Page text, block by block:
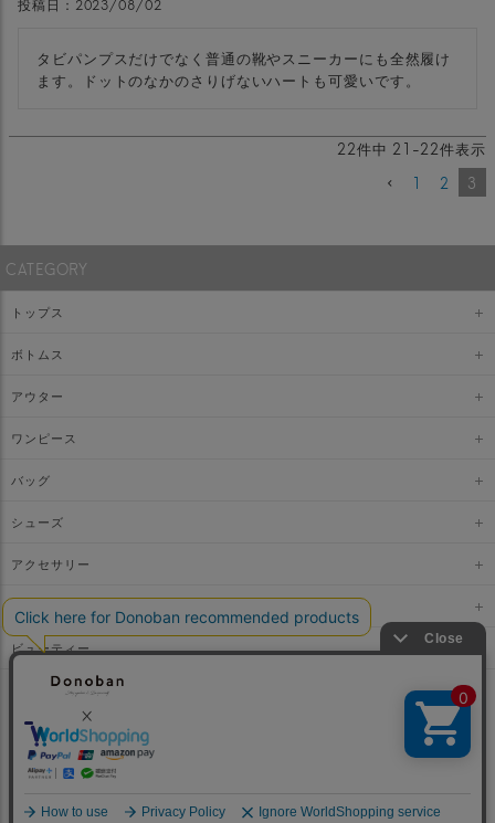
タビパンプスだけでなく普通の靴やスニーカーにも全然履け
ます。ドットのなかのさりげないハートも可愛いです。
22件中 21 -22件表示
1
2 3
CATEGORY
トップス
ボトムス
アウター
ワンピース
バッグ
シューズ
アクセサリー
ファッショングッズ
ビューティー